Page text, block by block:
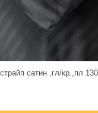
сатин ,гл/кр.,пл